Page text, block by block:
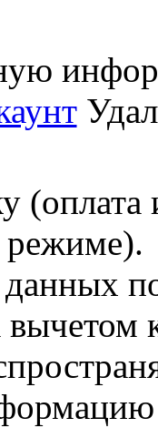
режиме).